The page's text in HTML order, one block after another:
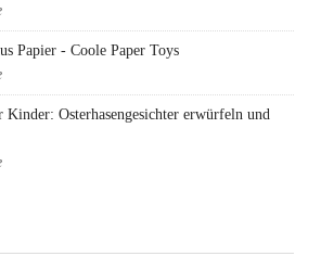
Papier - Coole Paper Toys
Kinder: Osterhasengesichter erwürfeln und